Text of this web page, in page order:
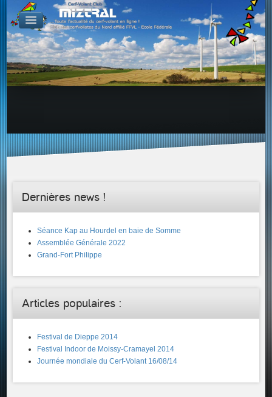
De par le monde
GALERIES
Galerie Photo
Galerie KAP
Galerie Vidéo
Proposer un lien sur votre site Web
Proposer un nouveau lien !
Dernières news !
Séance Kap au Hourdel en baie de Somme
Assemblée Générale 2022
Grand-Fort Philippe
Articles populaires :
Festival de Dieppe 2014
Festival Indoor de Moissy-Cramayel 2014
Journée mondiale du Cerf-Volant 16/08/14